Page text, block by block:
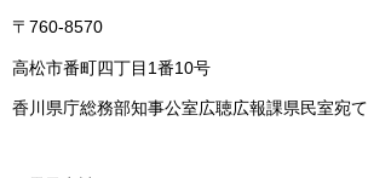
〒760-8570
高松市番町四丁目1番10号
香川県庁総務部知事公室広聴広報課県民室宛て